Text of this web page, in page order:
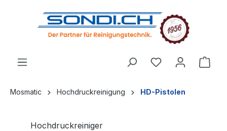
springen
Mosmatic Hochdruckreinigung HD-Pistolen
Hochdruckreiniger